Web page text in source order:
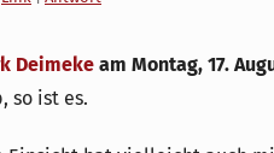
Deimeke am Montag, 17.
so ist es.